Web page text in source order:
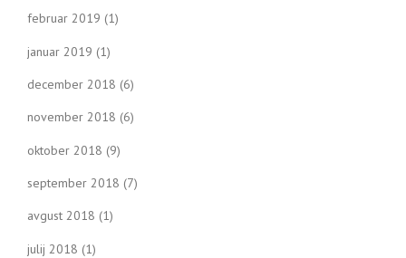
februar 2019 (1)
januar 2019 (1)
december 2018 (6)
november 2018 (6)
oktober 2018 (9)
september 2018 (7)
avgust 2018 (1)
julij 2018 (1)